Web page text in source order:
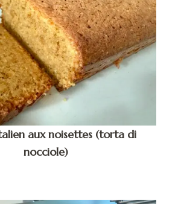
aux noisettes (torta di
nocciole)